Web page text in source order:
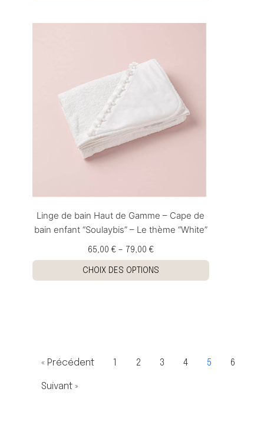
Linge de bain Haut de Gamme – Cape de
bain enfant “Soulaybis” – Le thème “White”
65,00 €– 79,00 €
CHOIX DES OPTIONS
« Précédent 1 2 3 4 5 6
Suivant »